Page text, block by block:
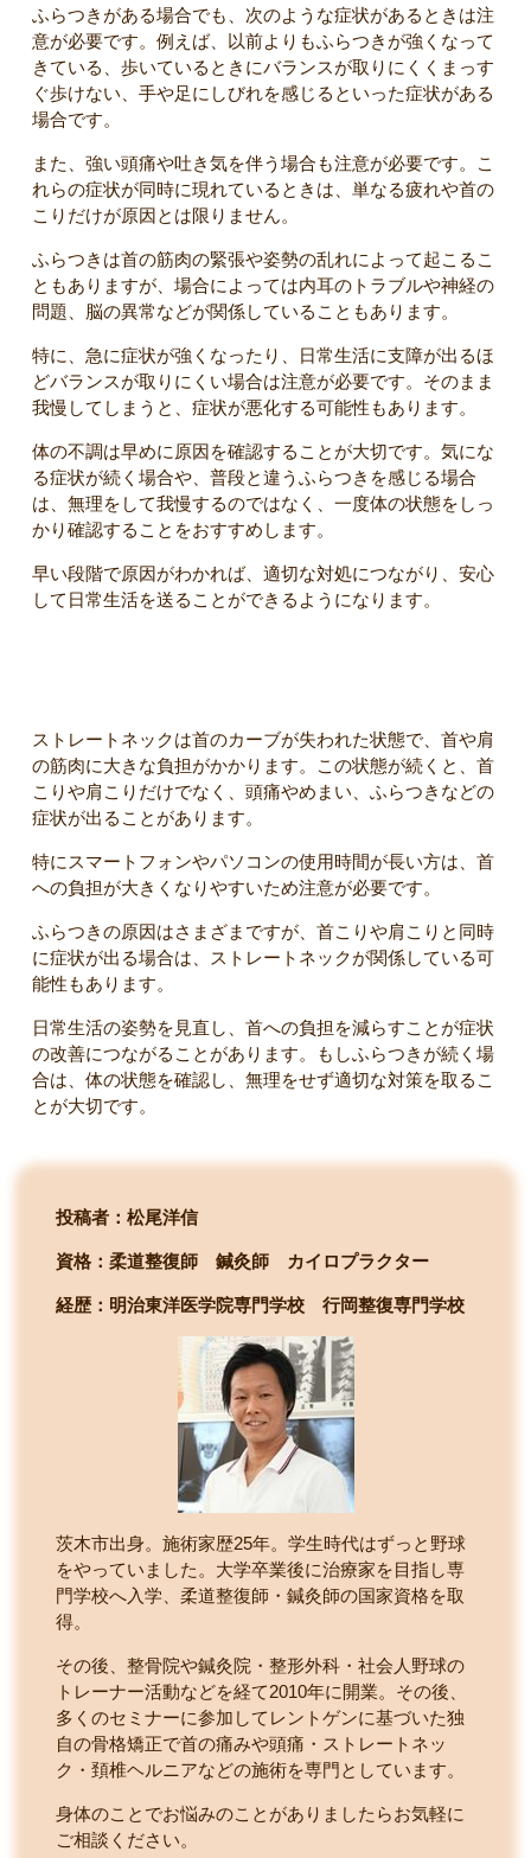
ふらつきがある場合でも、次のような症状があるときは注
意が必要です。例えば、以前よりもふらつきが強くなって
きている、歩いているときにバランスが取りにくくまっす
ぐ歩けない、手や足にしびれを感じるといった症状がある
場合です。
また、強い頭痛や吐き気を伴う場合も注意が必要です。こ
れらの症状が同時に現れているときは、単なる疲れや首の
こりだけが原因とは限りません。
ふらつきは首の筋肉の緊張や姿勢の乱れによって起こるこ
ともありますが、場合によっては内耳のトラブルや神経の
問題、脳の異常などが関係していることもあります。
特に、急に症状が強くなったり、日常生活に支障が出るほ
どバランスが取りにくい場合は注意が必要です。そのまま
我慢してしまうと、症状が悪化する可能性もあります。
体の不調は早めに原因を確認することが大切です。気にな
る症状が続く場合や、普段と違うふらつきを感じる場合
は、無理をして我慢するのではなく、一度体の状態をしっ
かり確認することをおすすめします。
早い段階で原因がわかれば、適切な対処につながり、安心
して日常生活を送ることができるようになります。
ストレートネックは首のカーブが失われた状態で、首や肩
の筋肉に大きな負担がかかります。この状態が続くと、首
こりや肩こりだけでなく、頭痛やめまい、ふらつきなどの
症状が出ることがあります。
特にスマートフォンやパソコンの使用時間が長い方は、首
への負担が大きくなりやすいため注意が必要です。
ふらつきの原因はさまざまですが、首こりや肩こりと同時
に症状が出る場合は、ストレートネックが関係している可
能性もあります。
日常生活の姿勢を見直し、首への負担を減らすことが症状
の改善につながることがあります。もしふらつきが続く場
合は、体の状態を確認し、無理をせず適切な対策を取るこ
とが大切です。
投稿者：松尾洋信
資格：柔道整復師 鍼灸師 カイロプラクター
経歴：明治東洋医学院専門学校 行岡整復専門学校
茨木市出身。施術家歴25年。学生時代はずっと野球
をやっていました。大学卒業後に治療家を目指し専
門学校へ入学、柔道整復師・鍼灸師の国家資格を取
得。
その後、整骨院や鍼灸院・整形外科・社会人野球の
トレーナー活動などを経て2010年に開業。その後、
多くのセミナーに参加してレントゲンに基づいた独
自の骨格矯正で首の痛みや頭痛・ストレートネッ
ク・頚椎ヘルニアなどの施術を専門としています。
身体のことでお悩みのことがありましたらお気軽に
ご相談ください。